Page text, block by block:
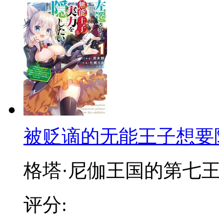
被贬谪的无能王子想
格塔·尼伽王国的第七
评分: